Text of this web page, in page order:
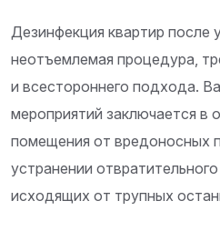
Дезинфекция квартир после
неотъемлемая процедура,
и всестороннего подхода.
мероприятий заключается в
помещения от вредоносных
устранении
исходящих от трупных